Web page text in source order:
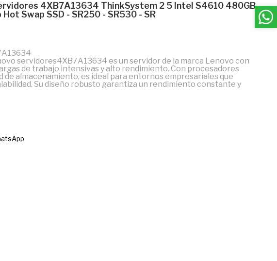
4XB7A13634 ThinkSystem 2 5 Intel S4610 480GB
Swap SSD - SR250 - SR530 - SR
servidores4XB7A13634 es un servidor de la marca Lenovo con
de trabajo intensivas y alto rendimiento. Con procesadores
de almacenamiento, es ideal para entornos empresariales que
Su diseño robusto garantiza un rendimiento constante y